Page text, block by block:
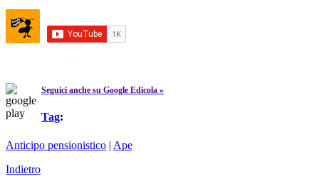
Seguici anche su Google Edicola »
Tag:
Anticipo pensionistico | Ape
Indietro